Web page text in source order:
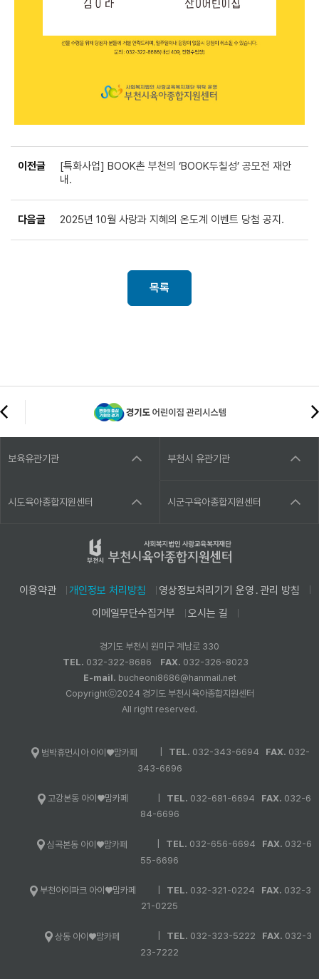
이전글
[특화사업] BOOK촌 부천의 ‘BOOK두칠성’ 공모전 재안
내.
다음글 2025년 10월 사랑과 지혜의 온도계 이벤트 당첨 공지.
목록
보육유관기관 부천시 유관기관
시도육아종합지원센터 시군구육아종합지원센터
이용약관 개인정보 처리방침
영상정보처리기기 운영․관리 방침
이메일무단수집거부
오시는 길
경기도 부천시 원미구 계남로 330
TEL. 032-322-8686 FAX. 032-326-8023
E-mail. bucheoni8686@hanmail.net
Copyrightⓒ2024 경기도 부천시육아종합지원센터
All right reserved.
범박휴먼시아 아이♥맘카페 TEL. 032-343-6694 FAX. 032-
343-6696
고강본동 아이♥맘카페 TEL. 032-681-6694 FAX. 032-6
84-6696
심곡본동 아이♥맘카페 TEL. 032-656-6694 FAX. 032-6
55-6696
부천아이파크 아이♥맘카페 TEL. 032-321-0224 FAX. 032-3
21-0225
상동 아이♥맘카페 TEL. 032-323-5222 FAX. 032-3
23-7222